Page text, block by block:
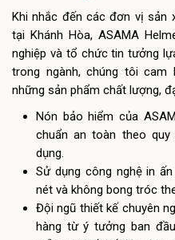
Khi nhắc đến các đơn vị sản
tại Khánh Hòa, ASAMA
nghiệp và tổ chức tin tưởng
trong ngành, chúng tôi cam
những sản phẩm chất lượng,
Nón bảo hiểm của
chuẩn an toàn theo
dụng.
Sử dụng công nghệ in
nét và không bong tróc
Đội ngũ thiết kế chuyên
hàng từ ý tưởng ban